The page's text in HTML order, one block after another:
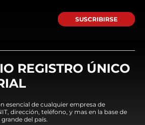
SUSCRIBIRSE
REGISTRO ÚNICO
esencial de cualquier empresa de
dirección, teléfono, y mas en la base de
del país.